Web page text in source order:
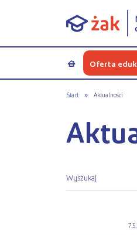
a Oferta
Start » Aktualności